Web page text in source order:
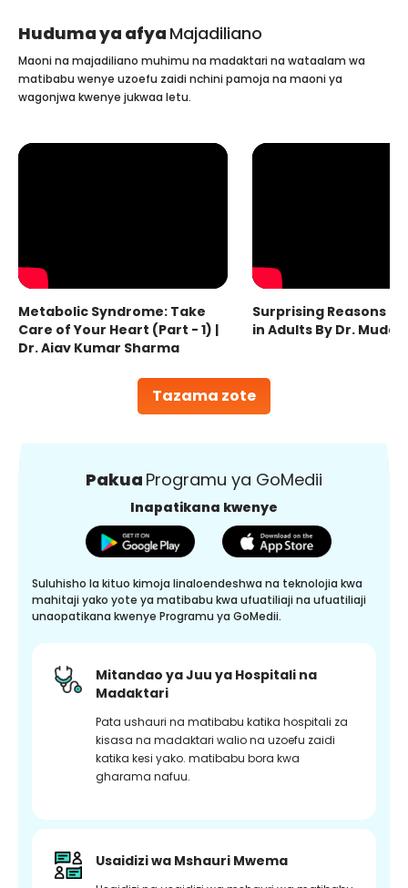
Huduma ya afya Majadiliano
Tazama zote
Maoni na majadiliano muhimu na madaktari na wataalam wa
matibabu wenye uzoefu zaidi nchini pamoja na maoni ya
wagonjwa kwenye jukwaa letu.
Metabolic Syndrome: Take
Care of Your Heart (Part - 1) |
Dr. Ajay Kumar Sharma
Surprising Reasons
in Adults By Dr.
Pakua Programu ya GoMedii
Inapatikana kwenye
Suluhisho la kituo kimoja linaloendeshwa na teknolojia kwa
mahitaji yako yote ya matibabu kwa ufuatiliaji na ufuatiliaji
unaopatikana kwenye Programu ya GoMedii.
Mitandao ya Juu ya Hospitali na
Madaktari
Pata ushauri na matibabu katika hospitali za
kisasa na madaktari walio na uzoefu zaidi
katika kesi yako. matibabu bora kwa
gharama nafuu.
Usaidizi wa Mshauri Mwema